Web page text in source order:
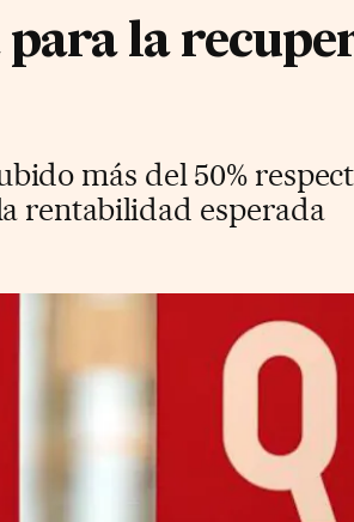
la
más del 50%
rentabilidad esperada